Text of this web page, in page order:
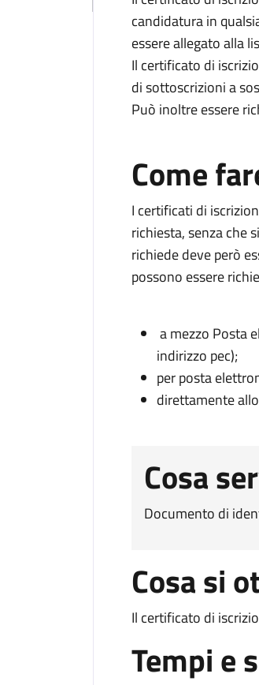
candidatura in
essere allegato alla
Il certificato di
di sottoscrizioni a
Può inoltre essere
Come
I certificati di
richiesta, senza che
richiede deve però
possono essere
a mezzo Posta
indirizzo pec);
per posta
direttamente
Cosa
Documento di
Cosa si
Il certificato di
Tempi e